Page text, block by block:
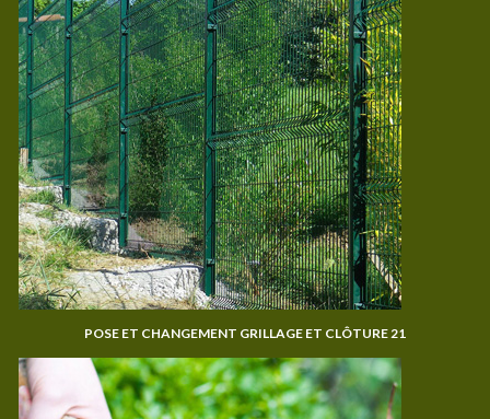
POSE ET CHANGEMENT GRILLAGE ET CLÔTURE 21